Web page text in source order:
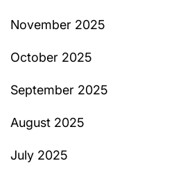
November 2025
October 2025
September 2025
August 2025
July 2025